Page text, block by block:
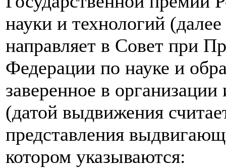
науки и технологий
направляет в Совет при
Федерации по науке и
заверенное в
(датой выдвижения
представления
котором указываются: